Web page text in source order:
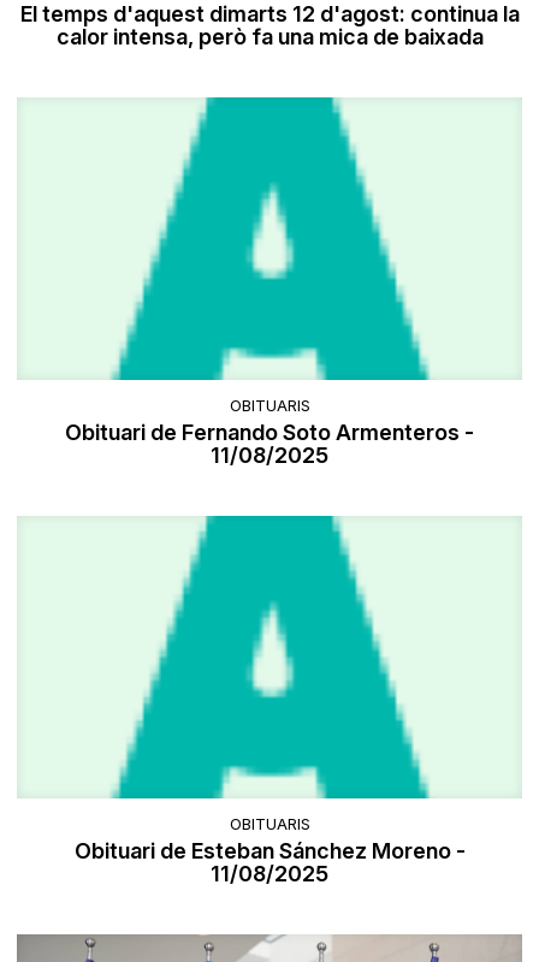
El temps d'aquest dimarts 12 d'agost: continua la
calor intensa, però fa una mica de baixada
OBITUARIS
Obituari de Fernando Soto Armenteros -
11/08/2025
OBITUARIS
Obituari de Esteban Sánchez Moreno -
11/08/2025